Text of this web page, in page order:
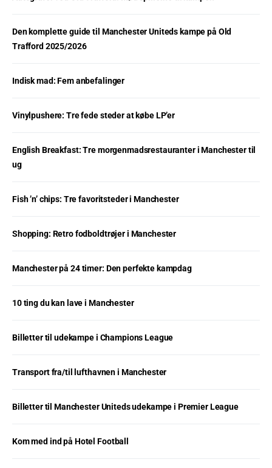
Den komplette guide til Manchester Uniteds kampe på Old
Trafford 2025/2026
Indisk mad: Fem anbefalinger
Vinylpushere: Tre fede steder at købe LP’er
English Breakfast: Tre morgenmadsrestauranter i Manchester til
ug
Fish ’n’ chips: Tre favoritsteder i Manchester
Shopping: Retro fodboldtrøjer i Manchester
Manchester på 24 timer: Den perfekte kampdag
10 ting du kan lave i Manchester
Billetter til udekampe i Champions League
Transport fra/til lufthavnen i Manchester
Billetter til Manchester Uniteds udekampe i Premier League
Kom med ind på Hotel Football